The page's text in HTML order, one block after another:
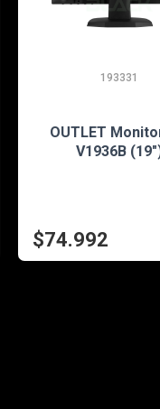
193331
OUTLET
V1936B
$74.992